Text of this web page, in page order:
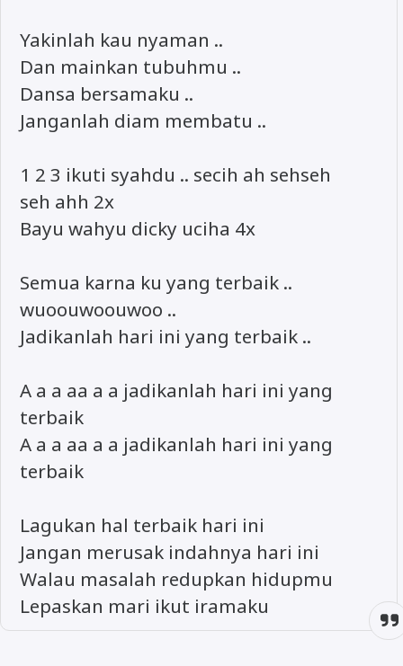
Yakinlah kau nyaman ..
Dan mainkan tubuhmu ..
Dansa bersamaku ..
Janganlah diam membatu ..
1 2 3 ikuti syahdu .. secih ah sehseh
seh ahh 2x
Bayu wahyu dicky uciha 4x
Semua karna ku yang terbaik ..
wuoouwoouwoo ..
Jadikanlah hari ini yang terbaik ..
A a a aa a a jadikanlah hari ini yang
terbaik
A a a aa a a jadikanlah hari ini yang
terbaik
Lagukan hal terbaik hari ini
Jangan merusak indahnya hari ini
Walau masalah redupkan hidupmu
Lepaskan mari ikut iramaku